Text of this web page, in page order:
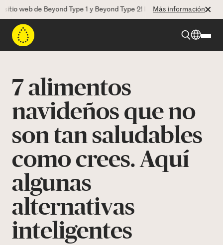
de Beyond Type 1 y Beyond Type 2! La CEO Deborah Dugan nos
Más información
Recursos
Programas
Quienes somos
DONAR
7 alimentos
navideños que no
son tan saludables
como crees. Aquí
algunas
alternativas
inteligentes